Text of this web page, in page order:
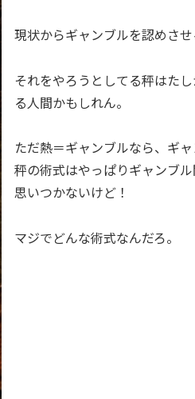
現状からギャンブルを認めさせ
それをやろうとしてる秤はた
る人間かもしれん。
ただ熱＝ギャンブルなら、ギ
秤の術式はやっぱりギャンブ
思いつかないけど！
マジでどんな術式なんだろ。